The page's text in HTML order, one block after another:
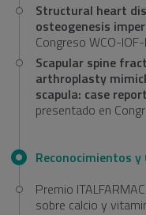
Structural heart
osteogenesis
Congreso WCO-
Scapular spine
arthroplasty
scapula: case
presentado en
Reconocimientos
Premio
sobre calcio y